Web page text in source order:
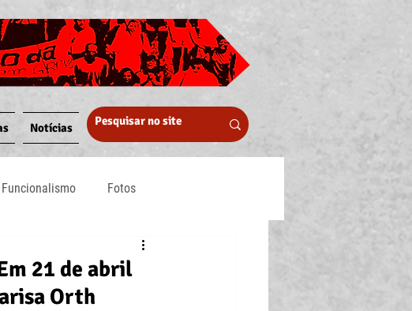
Notícias
Funcionalismo Fotos
21 de abril
Orth